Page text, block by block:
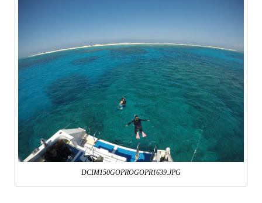
DCIM150GOPROGOPR1639.JPG